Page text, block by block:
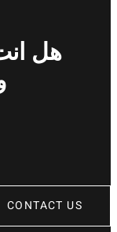
هل
CONTACT US